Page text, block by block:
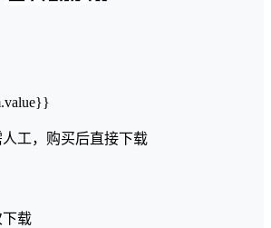
工，购买后直接下载
下载